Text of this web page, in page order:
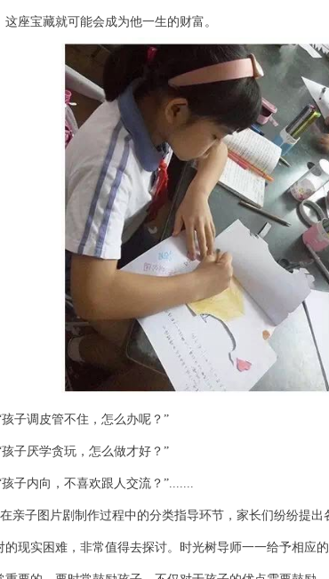
这座宝藏就可能会成为他一生的财富。
孩子调皮管不住，怎么办呢？”
孩子厌学贪玩，怎么做才好？”
孩子内向，不喜欢跟人交流？”.......
亲子图片剧制作过程中的分类指导环节，家长们纷纷提
的现实困难，非常值得去探讨。时光树导师一一给予相应